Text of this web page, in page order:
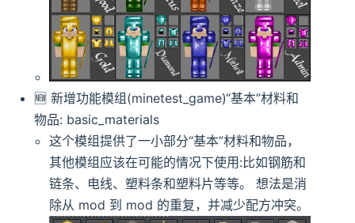
🆕️️ 新增功能模组(minetest_game)“基本”材料和
物品: basic_materials
这个模组提供了一小部分“基本”材料和物品，
其他模组应该在可能的情况下使用:比如钢筋和
链条、电线、塑料条和塑料片等等。 想法是消
除从 mod 到 mod 的重复，并减少配方冲突。